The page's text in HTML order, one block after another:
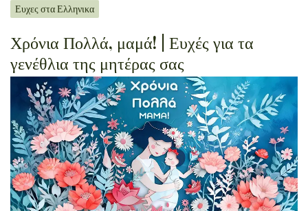
Ευχες στα Ελληνικα
Χρόνια Πολλά, μαμά! | Ευχές για τα
γενέθλια της μητέρας σας